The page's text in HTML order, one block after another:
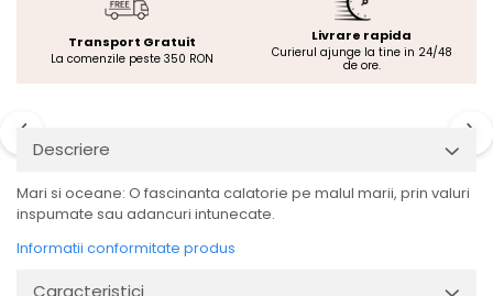
Transport Gratuit
La comenzile peste 350 RON
Livrare rapida
Curierul ajunge la tine in 24/48
de ore.
Descriere
Mari si oceane: O fascinanta calatorie pe malul marii, prin valuri
inspumate sau adancuri intunecate.
Informatii conformitate produs
Caracteristici